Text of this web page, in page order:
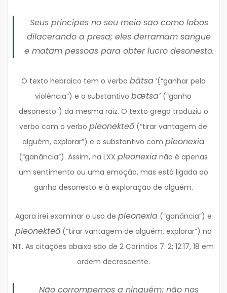
Seus príncipes no seu meio são como lobos
dilacerando a presa; eles derramam sangue
e matam pessoas para obter lucro desonesto.
O texto hebraico tem o verbo bātsa‘(“ganhar pela
violência”) e o substantivobætsa’(“ganho
desonesto”) da mesma raiz. O texto grego traduziu o
verbo com o verbopleonekteō (“tirar vantagem de
alguém, explorar”) e o substantivo com pleonexia
(“ganância”). Assim, na LXXpleonexia não é apenas
um sentimento ou uma emoção, mas está ligada ao
ganho desonesto e à exploração de alguém.
Agora irei examinar o uso de pleonexia(“ganância”) e
pleonekteō(“tirar vantagem de alguém, explorar”) no
NT. As citações abaixo são de 2 Coríntios 7: 2; 12:17, 18 em
ordem decrescente.
Não corrompemos a ninguém; não nos